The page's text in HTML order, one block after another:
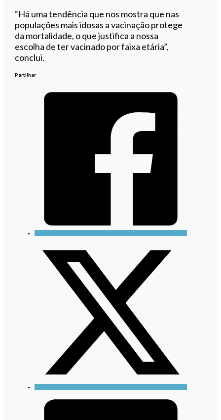
“Há uma tendência que nos mostra que nas
populações mais idosas a vacinação protege
da mortalidade, o que justifica a nossa
escolha de ter vacinado por faixa etária”,
conclui.
Partilhar